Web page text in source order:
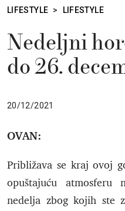
LIFESTYLE > LIFESTYLE
Nedeljni
do 26.
20/12/2021
OVAN:
Približava se kraj ovoj
opuštajuću atmosferu
nedelja zbog kojih ste